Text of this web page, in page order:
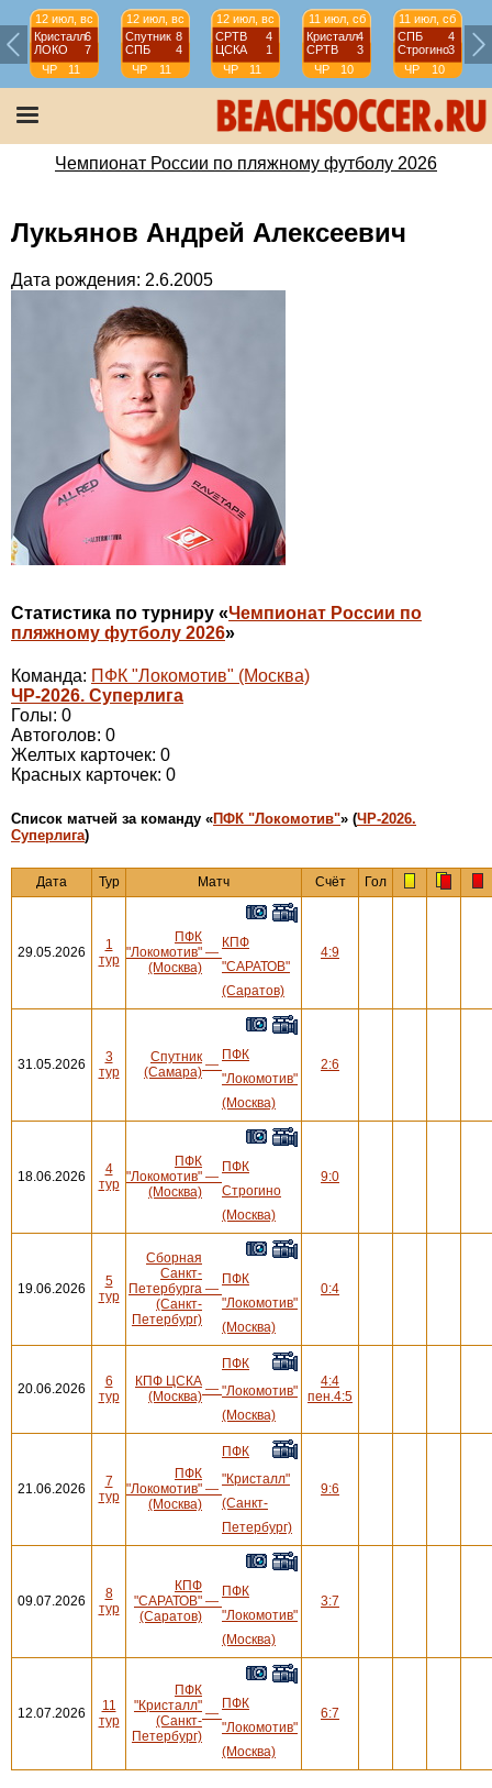
12 июл, вс
Кристалл6
ЛОКО
7
ЧР
11
тур
12 июл, вс
Спутник 8
СПБ
4
ЧР
11
тур
12 июл, вс
СРТВ
4
ЦСКА
1
ЧР
11
тур
11 июл, сб
Кристалл4
СРТВ
3
ЧР
10
тур
11 июл, сб
СПБ
4
Строгино3
ЧР
10
тур
Чемпионат России по пляжному футболу 2026
Лукьянов Андрей Алексеевич
Дата рождения: 2.6.2005
Статистика по турниру «Чемпионат России по
пляжному футболу 2026»
Команда: ПФК "Локомотив" (Москва)
ЧР-2026. Суперлига
Голы: 0
Автоголов: 0
Желтых карточек: 0
Красных карточек: 0
Cписок матчей за команду «ПФК "Локомотив"» (ЧР-2026.
Суперлига)
Дата Тур Матч Счёт Гол
29.05.2026
1
тур
ПФК
"Локомотив"
(Москва)
—
КПФ
"САРАТОВ"
(Саратов)
4:9
31.05.2026
3
тур
Спутник
(Самара) —
ПФК
"Локомотив"
(Москва)
2:6
18.06.2026
4
тур
ПФК
"Локомотив"
(Москва)
—
ПФК
Строгино
(Москва)
9:0
19.06.2026
5
тур
Сборная
Санкт-
Петербурга
(Санкт-
Петербург)
—
ПФК
"Локомотив"
(Москва)
0:4
20.06.2026
6
тур
КПФ ЦСКА
(Москва) —
ПФК
"Локомотив"
(Москва)
4:4
пен.4:5
21.06.2026
7
тур
ПФК
"Локомотив"
(Москва)
—
ПФК
"Кристалл"
(Санкт-
Петербург)
9:6
09.07.2026
8
тур
КПФ
"САРАТОВ"
(Саратов)
—
ПФК
"Локомотив"
(Москва)
3:7
12.07.2026
11
тур
ПФК
"Кристалл"
(Санкт-
Петербург)
—
ПФК
"Локомотив"
(Москва)
6:7